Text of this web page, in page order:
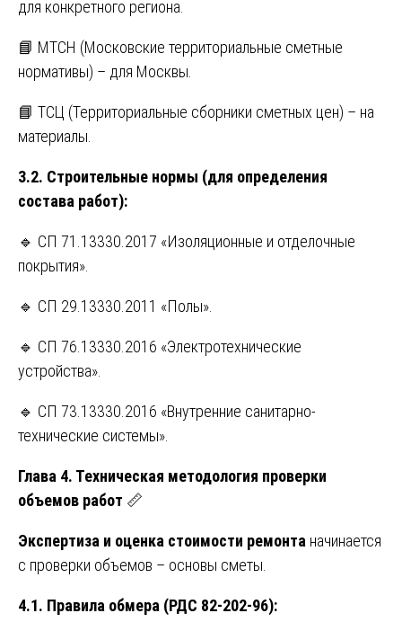
для конкретного региона.
📘 МТСН (Московские территориальные сметные
нормативы) – для Москвы.
📘 ТСЦ (Территориальные сборники сметных цен) – на
материалы.
3.2. Строительные нормы (для определения
состава работ):
🔹 СП 71.13330.2017 «Изоляционные и отделочные
покрытия».
🔹 СП 29.13330.2011 «Полы».
🔹 СП 76.13330.2016 «Электротехнические
устройства».
🔹 СП 73.13330.2016 «Внутренние санитарно-
технические системы».
Глава 4. Техническая методология проверки
объемов работ 📏
Экспертиза и оценка стоимости ремонта начинается
с проверки объемов – основы сметы.
4.1. Правила обмера (РДС 82-202-96):